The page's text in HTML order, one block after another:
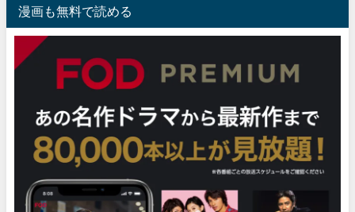
漫画も無料で読める